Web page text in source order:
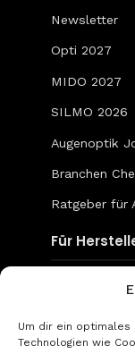
Um dir ein
Technologien wie
Newsletter
Opti 2027
MIDO 2027
SILMO 2026
Augenoptik
Branchen
Ratgeber für
Für
Content &